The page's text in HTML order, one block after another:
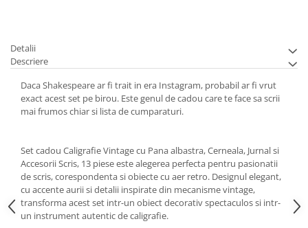
Detalii
Descriere
Daca Shakespeare ar fi trait in era Instagram, probabil ar fi vrut
exact acest set pe birou. Este genul de cadou care te face sa scrii
mai frumos chiar si lista de cumparaturi.
Set cadou Caligrafie Vintage cu Pana albastra, Cerneala, Jurnal si
Accesorii Scris, 13 piese este alegerea perfecta pentru pasionatii
de scris, corespondenta si obiecte cu aer retro. Designul elegant,
cu accente aurii si detalii inspirate din mecanisme vintage,
transforma acest set intr-un obiect decorativ spectaculos si intr-
un instrument autentic de caligrafie.